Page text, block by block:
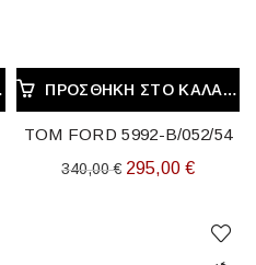
ΠΡΟΣΘΉΚΗ ΣΤΟ ΚΑΛΆΘΙ
TOM FORD 5992-B/052/54
340,00€ Original
295,00 €Η
τιμή
είναι: